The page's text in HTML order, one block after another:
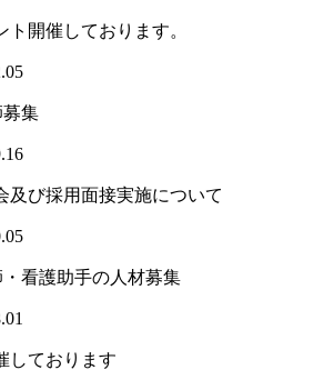
開催しております。
募集
及び採用面接実施について
・看護助手の人材募集
しております